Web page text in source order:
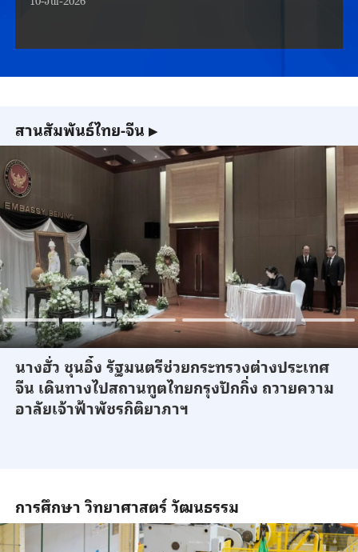
สานสัมพันธ์ไทย-จีน ▶
นางฮั่ว ชุนอิ๋ง รัฐมนตรีช่วยกระทรวงต่างประเทศ
จีน เดินทางไปสถานทูตไทยกรุงปักกิ่ง ถวายความ
อาลัยเจ้าฟ้าพัชรกิติยาภาฯ
การศึกษา วิทยาศาสตร์ วัฒนธรรม